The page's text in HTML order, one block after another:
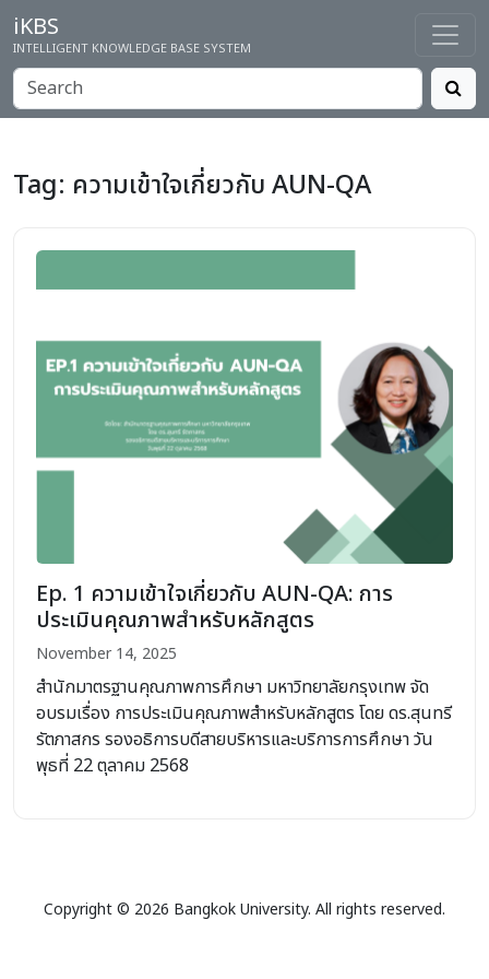
iKBS
INTELLIGENT KNOWLEDGE BASE SYSTEM
Tag: ความเข้าใจเกี่ยวกับ AUN-QA
Ep. 1 ความเข้าใจเกี่ยวกับ AUN-QA: การ
ประเมินคุณภาพสำหรับหลักสูตร
November 14, 2025
สำนักมาตรฐานคุณภาพการศึกษา มหาวิทยาลัยกรุงเทพ จัด
อบรมเรื่อง การประเมินคุณภาพสำหรับหลักสูตร โดย ดร.สุนทรี
รัตภาสกร รองอธิการบดีสายบริหารและบริการการศึกษา วัน
พุธที่ 22 ตุลาคม 2568
Copyright © 2026 Bangkok University. All rights reserved.